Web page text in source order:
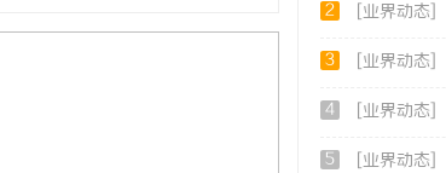
2 [业界动态]
3 [业界动态]
4 [业界动态]
5 [业界动态]